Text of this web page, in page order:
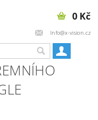
Info@x-vision.cz
0 Kč